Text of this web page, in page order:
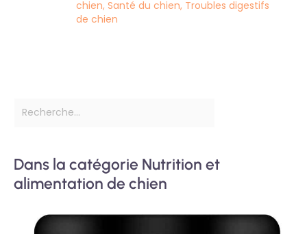
chien, Santé du chien, Troubles digestifs
de chien
Dans la catégorie Nutrition et
alimentation de chien